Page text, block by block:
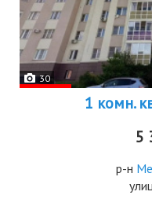
30
1 комн.
5
р-н